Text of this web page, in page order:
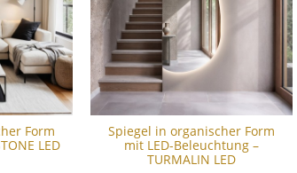
Form
LED
Spiegel in organischer Form
mit LED-Beleuchtung –
TURMALIN LED